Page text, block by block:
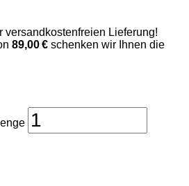
versandkostenfreien Lieferung!
89,00 € schenken wir Ihnen die